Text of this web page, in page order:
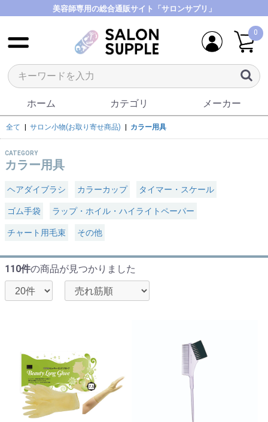
美容師専用の総合通販サイト「サロンサプリ」
0
ホーム カテゴリ メーカー
全て サロン小物(お取り寄せ商品) カラー用具
CATEGORY
カラー用具
ヘアダイブラシ カラーカップ タイマー・スケール
ゴム手袋 ラップ・ホイル・ハイライトペーパー
チャート用毛束 その他
110件の商品が見つかりました